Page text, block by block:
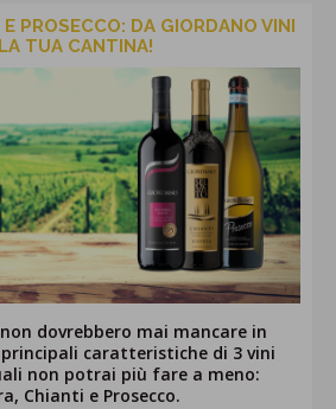
PROSECCO: DA GIORDANO VINI
TUA CANTINA!
dovrebbero mai mancare in
caratteristiche di 3 vini
non potrai più fare a meno:
Chianti e Prosecco.